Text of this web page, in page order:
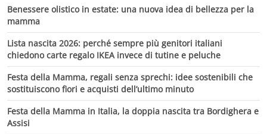
Benessere olistico in estate: una nuova idea di bellezza per la
mamma
Lista nascita 2026: perché sempre più genitori italiani
chiedono carte regalo IKEA invece di tutine e peluche
Festa della Mamma, regali senza sprechi: idee sostenibili che
sostituiscono fiori e acquisti dell’ultimo minuto
Festa della Mamma in Italia, la doppia nascita tra Bordighera e
Assisi